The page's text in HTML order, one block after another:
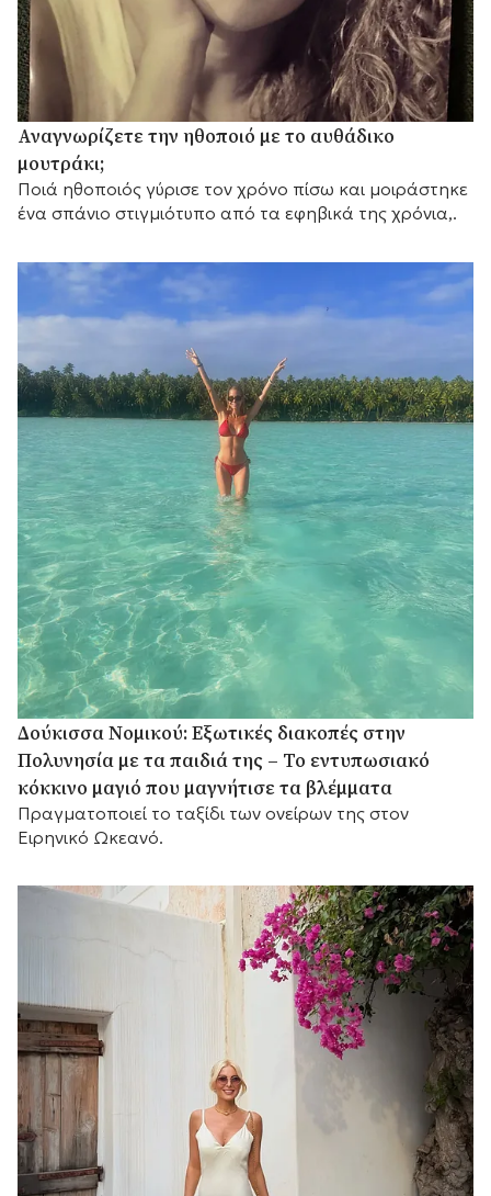
Αναγνωρίζετε την ηθοποιό με το αυθάδικο
μουτράκι;
Ποιά ηθοποιός γύρισε τον χρόνο πίσω και μοιράστηκε
ένα σπάνιο στιγμιότυπο από τα εφηβικά της χρόνια,.
Δούκισσα Νομικού: Εξωτικές διακοπές στην
Πολυνησία με τα παιδιά της – Το εντυπωσιακό
κόκκινο μαγιό που μαγνήτισε τα βλέμματα
Πραγματοποιεί το ταξίδι των ονείρων της στον
Ειρηνικό Ωκεανό.